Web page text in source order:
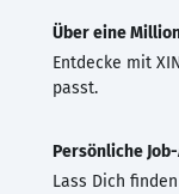
Über eine
Entdecke mit
passt.
Persönliche
Lass Dich